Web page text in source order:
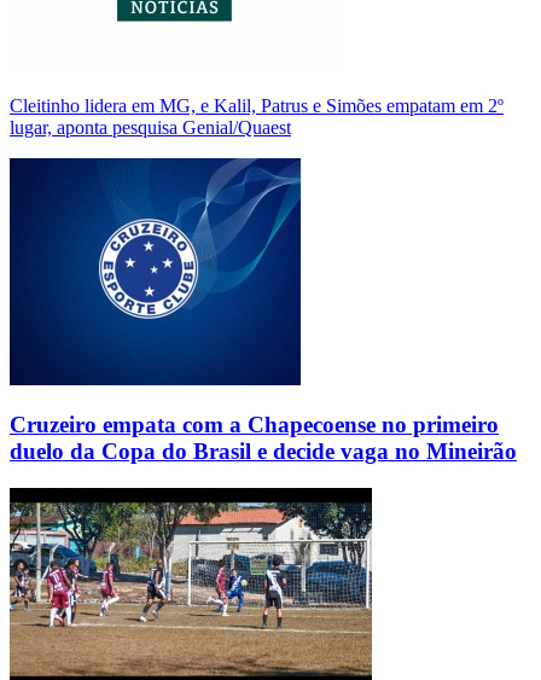
Cleitinho lidera em MG, e Kalil, Patrus e Simões empatam em 2º
lugar, aponta pesquisa Genial/Quaest
Cruzeiro empata com a Chapecoense no primeiro
duelo da Copa do Brasil e decide vaga no Mineirão